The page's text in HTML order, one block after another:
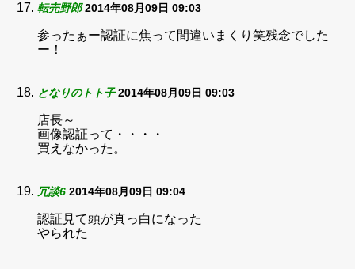
転売野郎 2014年08月09日 09:03
参ったぁー認証に焦って間違いまくり笑残念でした
ー！
となりのトト子 2014年08月09日 09:03
店長～
画像認証って・・・・
買えなかった。
冗談6 2014年08月09日 09:04
認証見て頭が真っ白になった
やられた